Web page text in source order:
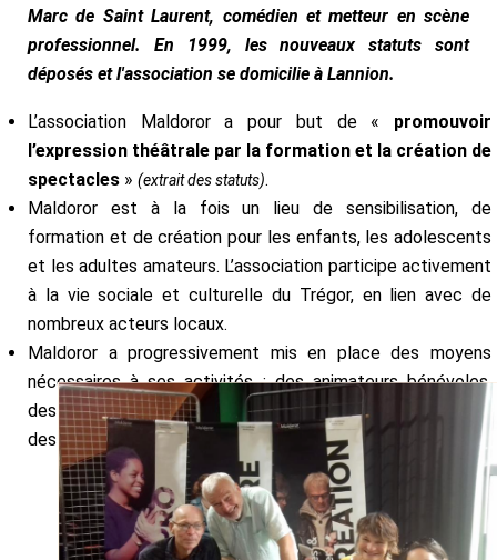
Marc de Saint Laurent, comédien et metteur en scène
professionnel. En 1999, les nouveaux statuts sont
déposés et l'association se domicilie à Lannion.
L’association Maldoror a pour but de « promouvoir
l’expression théâtrale par la formation et la création de
spectacles » (extrait des statuts).
Maldoror est à la fois un lieu de sensibilisation, de
formation et de création pour les enfants, les adolescents
et les adultes amateurs. L’association participe activement
à la vie sociale et culturelle du Trégor, en lien avec de
nombreux acteurs locaux.
Maldoror a progressivement mis en place des moyens
nécessaires à ses activités : des animateurs bénévoles,
des animateurs professionnels, un permanent, du matériel,
des locaux…